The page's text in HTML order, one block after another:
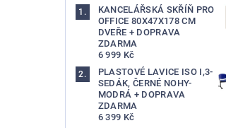
KANCELÁŘSKÁ SKŘÍŇ PRO
OFFICE 80X47X178 CM
DVEŘE + DOPRAVA
ZDARMA
6 999 Kč
PLASTOVÉ LAVICE ISO I,3-
SEDÁK, ČERNÉ NOHY-
MODRÁ + DOPRAVA
ZDARMA
6 399 Kč